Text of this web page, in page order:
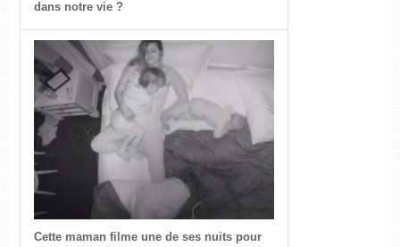
dans notre vie ?
Cette maman filme une de ses nuits pour